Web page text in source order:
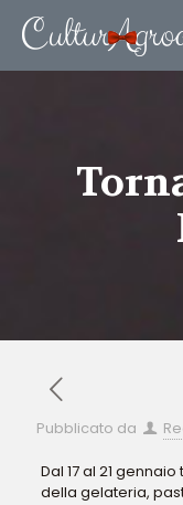
Pubblicato da
Dal 17 al 21
della gelateria,